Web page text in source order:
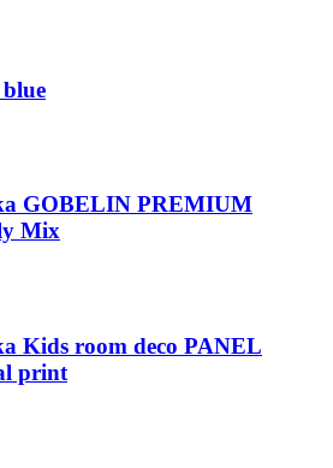
GOBELIN PREMIUM
Mix
Kids room deco PANEL
print